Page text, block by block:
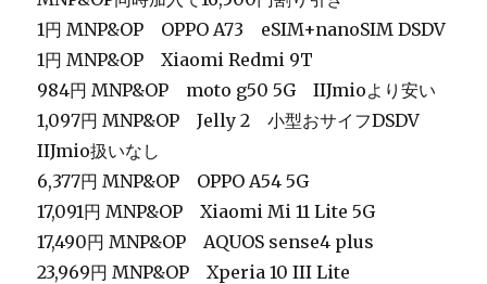
1円 MNP&OP OPPO A73 eSIM+nanoSIM DSDV
1円 MNP&OP Xiaomi Redmi 9T
984円 MNP&OP moto g50 5G IIJmioより安い
1,097円 MNP&OP Jelly 2 小型おサイフDSDV
IIJmio扱いなし
6,377円 MNP&OP OPPO A54 5G
17,091円 MNP&OP Xiaomi Mi 11 Lite 5G
17,490円 MNP&OP AQUOS sense4 plus
23,969円 MNP&OP Xperia 10 III Lite